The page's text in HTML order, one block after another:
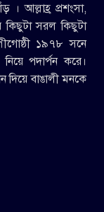
আল্লাহ্র প্রশংসা,
কিছুটা সরল কিছুটা
১৯৭৮ সনে
পদার্পন করে।
দিয়ে বাঙালী মনকে